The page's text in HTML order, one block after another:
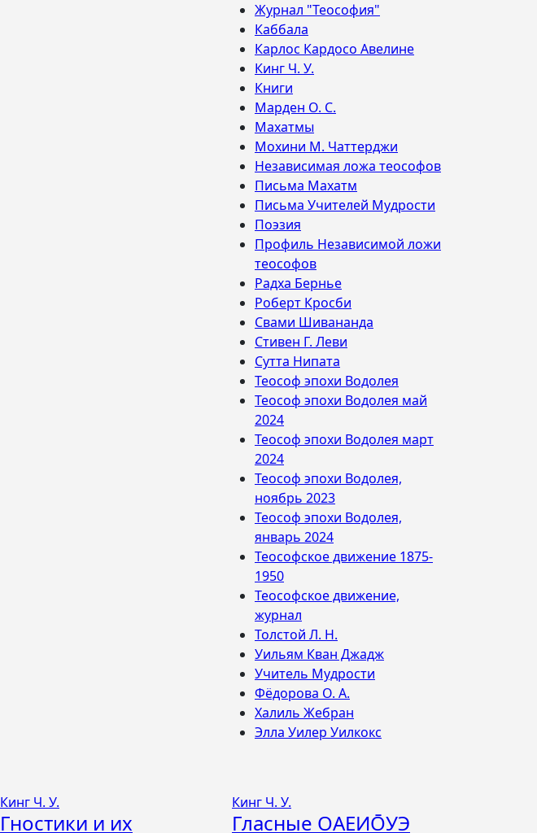
Журнал "Теософия"
Каббала
Карлос Кардосо Авелине
Кинг Ч. У.
Книги
Марден О. С.
Махатмы
Мохини М. Чаттерджи
Независимая ложа теософов
Письма Махатм
Письма Учителей Мудрости
Поэзия
Профиль Независимой ложи
теософов
Радха Бернье
Роберт Кросби
Свами Шивананда
Стивен Г. Леви
Сутта Нипата
Теософ эпохи Водолея
Теософ эпохи Водолея май
2024
Теософ эпохи Водолея март
2024
Теософ эпохи Водолея,
ноябрь 2023
Теософ эпохи Водолея,
январь 2024
Теософское движение 1875-
1950
Теософское движение,
журнал
Толстой Л. Н.
Уильям Кван Джадж
Учитель Мудрости
Фёдорова О. А.
Халиль Жебран
Элла Уилер Уилкокс
Кинг Ч. У.
Гностики и их
Кинг Ч. У.
Гласные ОАЕИО̄УЭ